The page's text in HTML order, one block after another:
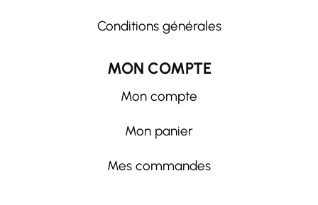
Conditions générales
MON COMPTE
Mon compte
Mon panier
Mes commandes